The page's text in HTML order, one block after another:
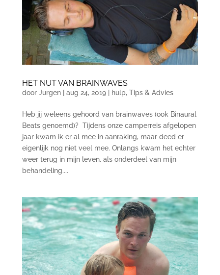
HET NUT VAN BRAINWAVES
door Jurgen| aug 24, 2019| hulp, Tips & Advies
Heb jij weleens gehoord van brainwaves (ook Binaural
Beats genoemd)? Tijdens onze camperreis afgelopen
jaar kwam ik er al mee in aanraking, maar deed er
eigenlijk nog niet veel mee. Onlangs kwam het echter
weer terug in mijn leven, als onderdeel van mijn
behandeling....